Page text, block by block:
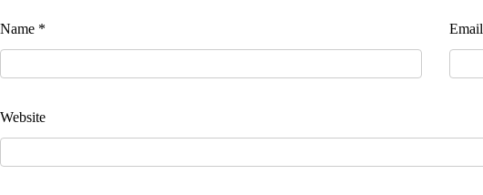
Name * Email
Website